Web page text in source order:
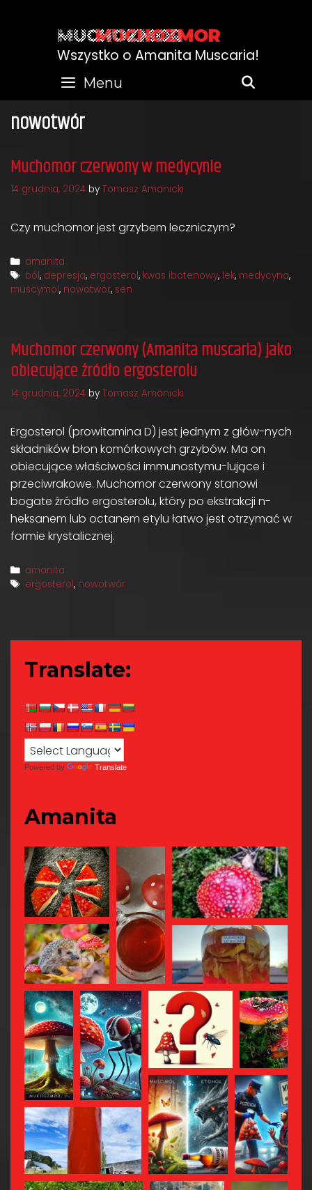
MUCHOZMOR
Wszystko o Amanita Muscaria!
Menu
nowotwór
Muchomor czerwony w medycynie
14 grudnia, 2024 by Tomasz Amanicki
Czy muchomor jest grzybem leczniczym?
Categories
amanita
Tags
ból, depresja, ergosterol, kwas ibotenowy, lek, medycyna,
muscymol, nowotwór, sen
Muchomor czerwony (Amanita muscaria) jako
obiecujące źródło ergosterolu
14 grudnia, 2024 by Tomasz Amanicki
Ergosterol (prowitamina D) jest jednym z głów-nych
składników błon komórkowych grzybów. Ma on
obiecujące właściwości immunostymu-lujące i
przeciwrakowe. Muchomor czerwony stanowi
bogate źródło ergosterolu, który po ekstrakcji n-
heksanem lub octanem etylu łatwo jest otrzymać w
formie krystalicznej.
Categories
amanita
Tags
ergosterol, nowotwór
Translate:
Powered by Translate
Amanita